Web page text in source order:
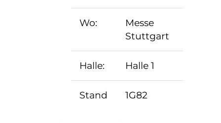
Wo:
Messe
Stuttgart
Halle: Halle 1
Stand 1G82